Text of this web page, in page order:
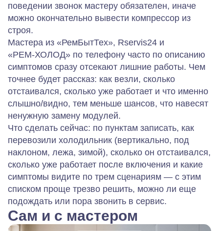
поведении звонок мастеру обязателен, иначе
можно окончательно вывести компрессор из
строя.
Мастера из «РемБытТех», Rservis24 и
«РЕМ‑ХОЛОД» по телефону часто по описанию
симптомов сразу отсекают лишние работы. Чем
точнее будет рассказ: как везли, сколько
отстаивался, сколько уже работает и что именно
слышно/видно, тем меньше шансов, что навесят
ненужную замену модулей.
Что сделать сейчас: по пунктам записать, как
перевозили холодильник (вертикально, под
наклоном, лежа, зимой), сколько он отстаивался,
сколько уже работает после включения и какие
симптомы видите по трем сценариям — с этим
списком проще трезво решить, можно ли еще
подождать или пора звонить в сервис.
Сам и с мастером